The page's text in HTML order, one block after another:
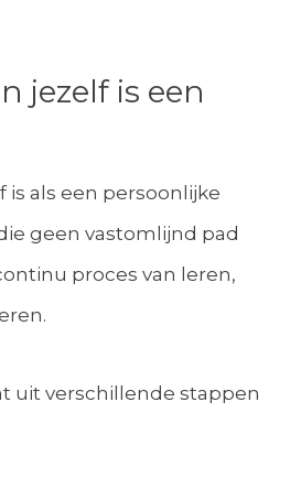
jezelf is een
is als een persoonlijke
geen vastomlijnd pad
proces van leren,
uit verschillende stappen